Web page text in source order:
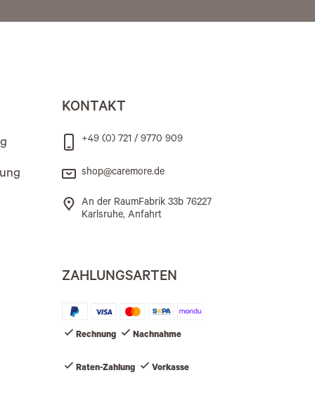
KONTAKT
+49 (0) 721 / 9770 909
shop@caremore.de
An der RaumFabrik 33b 76227
Karlsruhe, Anfahrt
ZAHLUNGSARTEN
Rechnung Nachnahme
Raten-Zahlung Vorkasse